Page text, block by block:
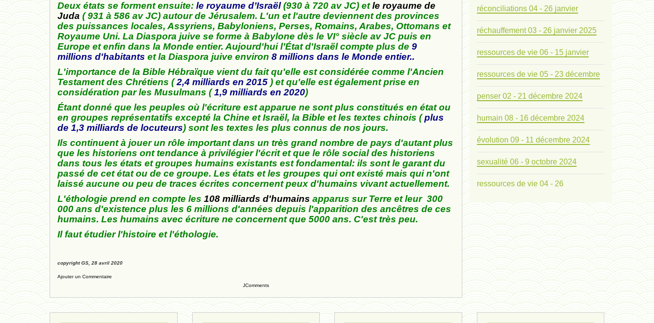
Deux états se forment ensuite: le royaume d’Israël(930 à 720 av JC) etle royaume de
Juda ( 931 à 586 av JC) autour de Jérusalem. L'un et l'autre deviennent des provinces
des puissances locales, Assyriens, Babyloniens, Perses, Romains, Arabes, Ottomans et
Royaume Uni. La Diaspora juive se forme à Babylone dès le VI° siècle av JC puis en
Europe et enfin dans la Monde entier. Aujourd'hui l’État d'Israël compte plus de 9
millions d'habitants et la Diaspora juive environ 8 millions dans le Monde entier..
L'importance de la Bible Hébraïque vient du fait qu'elle est considérée comme l'Ancien
Testament des Chrétiens (2,4 milliards en 2015 ) et qu'elle est également prise en
considération par les Musulmans (1,9 milliards en 2020)
Étant donné que les peuples où l'écriture est apparue ne sont plus constitués en état ou
en groupes représentatifs excepté la Chine et Israël, la Bible et les textes chinois (plus
de 1,3 milliards de locuteurs) sont les textes les plus connus de nos jours.
Ils continuent à jouer un rôle important dans un très grand nombre de pays d'autant plus
que les historiens ont tendance à privilégier l'écrit et que le rôle social des historiens
dans tous les états et groupes humains existants est fondamental: ils sont le garant du
passé de cet état ou de ce groupe. Les états et les groupes qui ont existé mais qui n'ont
laissé aucune ou peu de traces écrites concernent peux d'humains vivant actuellement.
L'éthologie prend en compte les 108 milliards d'humains apparus sur Terre et leur 300
000 ans d'existence plus les 6 millions d'années depuis l'apparition des ancêtres de ces
humains. Les humains avec écriture ne concernent que 5000 ans. C'est très peu.
Il faut étudier l'histoire et l'éthologie.
copyright GS, 28 avril 2020
Ajouter un Commentaire
JComments
réconciliations 04 - 26 janvier
réchauffement 03 - 26 janvier 2025
ressources de vie 06 - 15 janvier
ressources de vie 05 - 23 décembre
penser 02 - 21 décembre 2024
humain 08 - 16 décembre 2024
évolution 09 - 11 décembre 2024
sexualité 06 - 9 octobre 2024
ressources de vie 04 - 26
mode de production industriel 01 -
vivant 09 - 24 septembre 2024
humain 07 - 6 septembre 2024
évolution 08 - 20 août 2024
humain 06 - 6 août 2024
sous-groupe humain - 27 juillet